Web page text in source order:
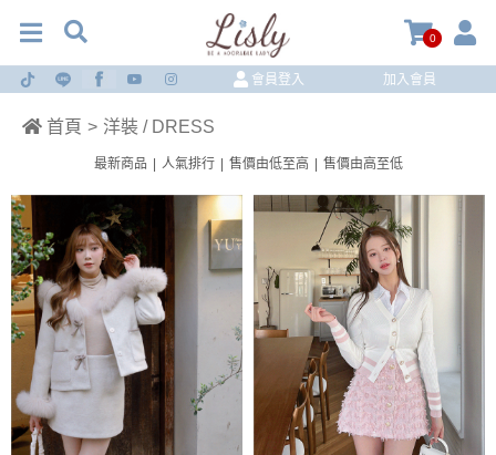
0
會員登入 加入會員
首頁 > 洋裝 / DRESS
最新商品 人氣排行 售價由低至高 售價由高至低